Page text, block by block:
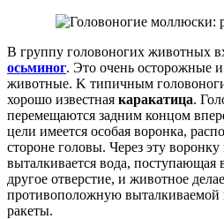
В группу головоногих животных
осьминог. Это очень осторожные
животные. K типичным
хорошо известная каракатица.
перемещаются задним концом
цели имеется особая воронка,
стороне головы. Через эту воронку
выталкивается вода, поступающая
другое отверстие, и животное
противоположную выталкиваемой
ракеты.